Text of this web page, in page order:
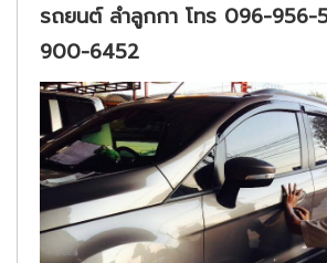
รถยนต์ ลำลูกกา โทร 096-956-
900-6452